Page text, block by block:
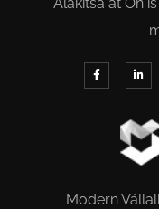
Modern